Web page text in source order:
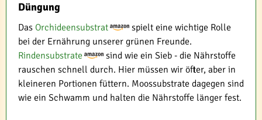
Düngung
Das Orchideensubstrat
spielt eine wichtige Rolle
bei der Ernährung unserer grünen Freunde.
Rindensubstrate
sind wie ein Sieb - die Nährstoffe
rauschen schnell durch. Hier müssen wir öfter, aber in
kleineren Portionen füttern. Moossubstrate dagegen sind
wie ein Schwamm und halten die Nährstoffe länger fest.